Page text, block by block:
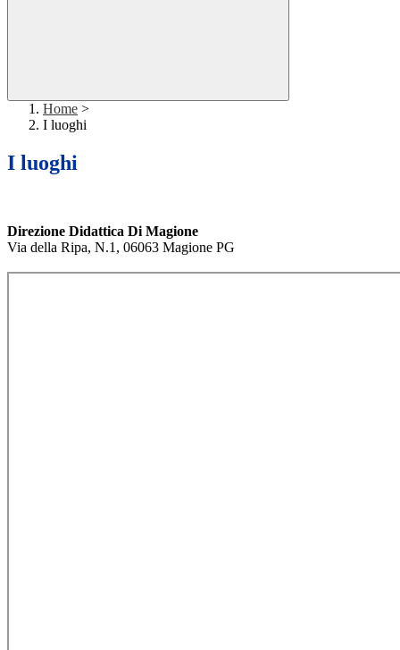
Home >
I luoghi
I luoghi
Direzione Didattica Di Magione
Via della Ripa, N.1, 06063 Magione PG